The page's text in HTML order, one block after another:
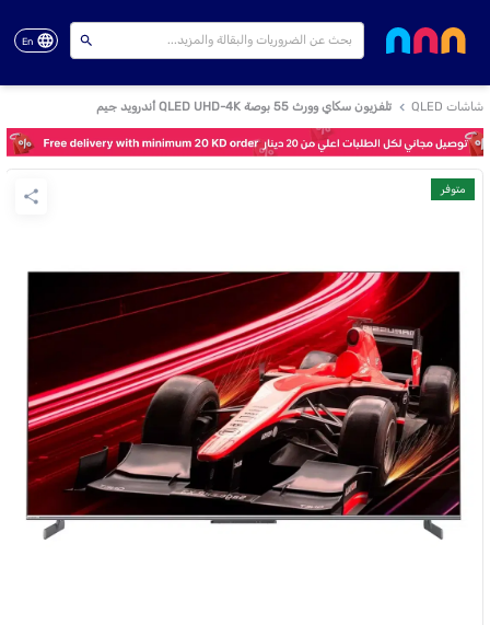
En
شاشات QLED تلفزيون سكاي وورث 55 بوصة QLED UHD-4K أندرويد جيم
متوفر